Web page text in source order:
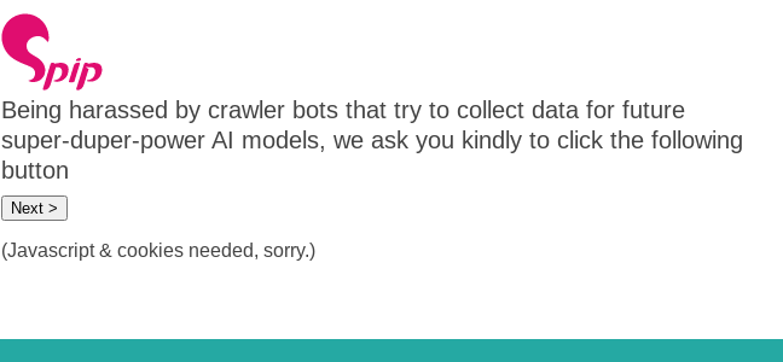
Being harassed by crawler bots that try to collect data for future
super-duper-power AI models, we ask you kindly to click the following
button
Next >
(Javascript & cookies needed, sorry.)